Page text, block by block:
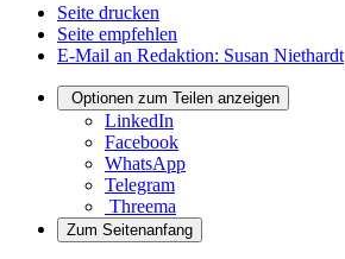
Seite drucken
Seite empfehlen
E-Mail an Redaktion: Susan Niethardt
Optionen zum Teilen anzeigen
LinkedIn
Facebook
WhatsApp
Telegram
Threema
Zum Seitenanfang